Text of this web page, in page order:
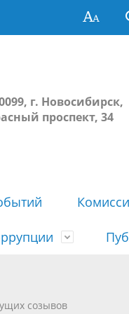
г. Новосибирск,
проспект, 34
решений
созывов